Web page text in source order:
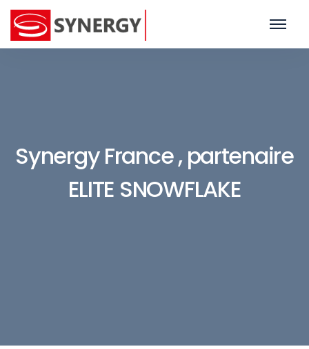
Synergy France , partenaire
ELITE SNOWFLAKE